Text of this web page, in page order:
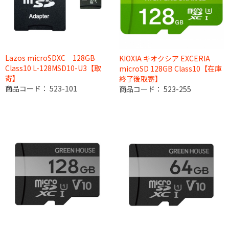
Lazos microSDXC 128GB
Class10 L-128MSD10-U3【取
寄】
商品コード： 523-101
KIOXIA キオクシア EXCERIA
microSD 128GB Class10【在庫
終了後取寄】
商品コード： 523-255